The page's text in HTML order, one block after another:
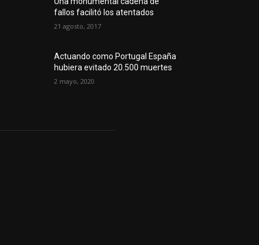
fallos facilitó los atentados
21 agosto, 2017
Actuando como Portugal España
hubiera evitado 20.500 muertes
2 mayo, 2020